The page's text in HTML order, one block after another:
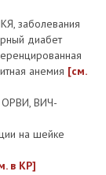
заболевания
диабет
анемия [см.
ОРВИ, ВИЧ-
на шейке
в КР]